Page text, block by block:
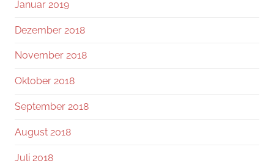
Januar 2019
Dezember 2018
November 2018
Oktober 2018
September 2018
August 2018
Juli 2018